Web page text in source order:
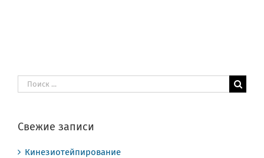
Результат
поиска:
Свежие записи
Кинезиотейпирование